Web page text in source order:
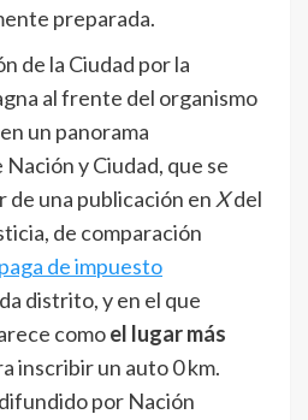
preparada.
de la Ciudad por la
al frente del organismo
un panorama
y Ciudad, que se
una publicación en Xdel
de comparación
de impuesto
distrito, y en el que
comoel lugar más
inscribir un auto 0 km.
por Nación